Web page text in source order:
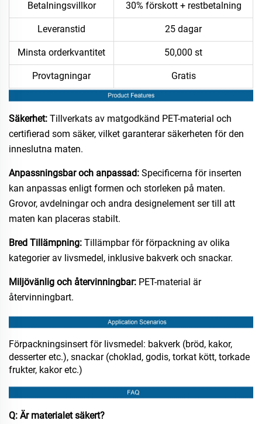
Betalningsvillkor 30% förskott + restbetalning
Leveranstid 25 dagar
Minsta orderkvantitet 50,000 st
Provtagningar Gratis
Säkerhet: Tillverkats av matgodkänd PET-material och
certifierad som säker, vilket garanterar säkerheten för den
inneslutna maten.
Anpassningsbar och anpassad: Specificerna för inserten
kan anpassas enligt formen och storleken på maten.
Grovor, avdelningar och andra designelement ser till att
maten kan placeras stabilt.
Bred Tillämpning: Tillämpbar för förpackning av olika
kategorier av livsmedel, inklusive bakverk och snackar.
Miljövänlig och återvinningbar: PET-material är
återvinningbart.
Förpackningsinsert för livsmedel: bakverk (bröd, kakor,
desserter etc.), snackar (choklad, godis, torkat kött, torkade
frukter, kakor etc.)
Q: Är materialet säkert?